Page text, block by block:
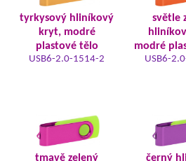
tyrkysový hliníkový
kryt, modré
plastové tělo
USB6-2.0-1514-2
světle
modré
USB6-
tmavě zelený černý